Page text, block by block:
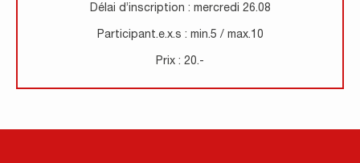
Délai d’inscription : mercredi 26.08
Participant.e.x.s : min.5 / max.10
Prix : 20.-